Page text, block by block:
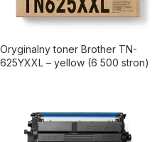
Oryginalny toner Brother TN-
625YXXL – yellow (6 500 stron)